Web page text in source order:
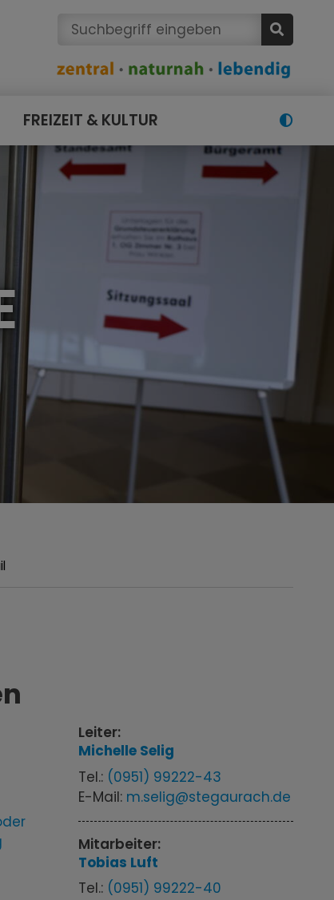
FREIZEIT & KULTUR
Leiter:
Michelle Selig
Tel.: (0951) 99222-43
E-Mail: m.selig@stegaurach.de
Mitarbeiter:
Tobias Luft
Tel.: (0951) 99222-40